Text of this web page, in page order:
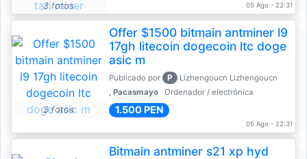
3 fotos 05 Ago - 22:31
3 fotos
Offer $1500 bitmain antminer l9
17gh litecoin dogecoin ltc doge
asic m
Publicado por P
Lizhengoucn Lizhengoucn
, Pacasmayo
Ordenador / electrónica
1.500 PEN
05 Ago - 22:31
Bitmain antminer s21 xp hyd